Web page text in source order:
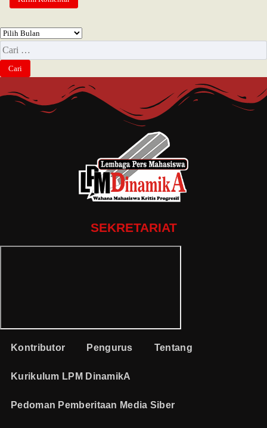
SEKRETARIAT
Kontributor Pengurus Tentang
Kurikulum LPM DinamikA
Pedoman Pemberitaan Media Siber